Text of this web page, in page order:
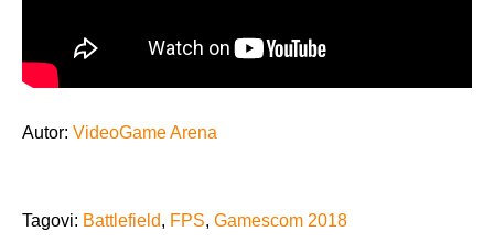
Autor: VideoGame Arena
Tagovi: Battlefield, FPS, Gamescom 2018